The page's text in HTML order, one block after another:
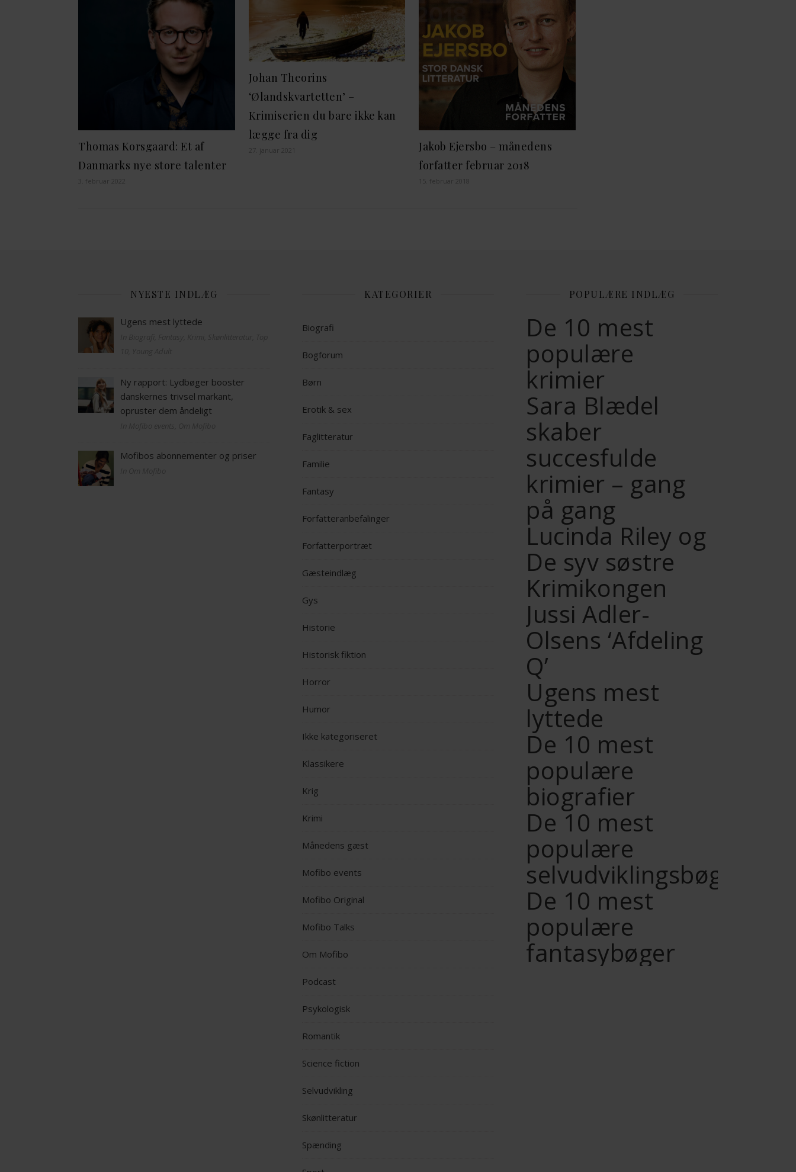
Thomas Korsgaard: Et af
Danmarks nye store talenter
3. februar 2022
Johan Theorins
‘Ølandskvartetten’ –
Krimiserien du bare ikke kan
lægge fra dig
27. januar 2021
Jakob Ejersbo – månedens
forfatter februar 2018
15. februar 2018
NYESTE INDLÆG
Ugens mest lyttede
Ny rapport: Lydbøger booster
danskernes trivsel markant,
opruster dem åndeligt
Mofibos abonnementer og priser
KATEGORIER
Biografi
Bogforum
Børn
Erotik & sex
Faglitteratur
Familie
Fantasy
Forfatteranbefalinger
Forfatterportræt
Gæsteindlæg
Gys
Historie
Historisk fiktion
Horror
Humor
Ikke kategoriseret
Klassikere
Krig
Krimi
Månedens gæst
Mofibo events
Mofibo Original
Mofibo Talks
Om Mofibo
Podcast
Psykologisk
Romantik
Science fiction
Selvudvikling
Skønlitteratur
Spænding
POPULÆRE INDLÆG
De 10 mest
populære
krimier
Sara Blædel
skaber
succesfulde
krimier – gang
på gang
Lucinda Riley og
De syv søstre
Krimikongen
Jussi Adler-
Olsens ‘Afdeling
Q’
Ugens mest
lyttede
De 10 mest
populære
biografier
De 10 mest
populære
selvudviklingsbøger
De 10 mest
populære
fantasybøger